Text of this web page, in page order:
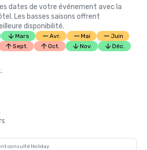
dates de votre événement avec la
Les basses saisons offrent
disponibilité.
Mars Avr. Mai
Juin
Sept. Oct. Nov. Déc.
consulté Holiday